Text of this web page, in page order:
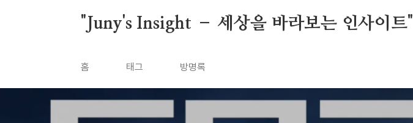
"Juny's Insight – 세상을 바라보는 인사이트"
홈 태그 방명록